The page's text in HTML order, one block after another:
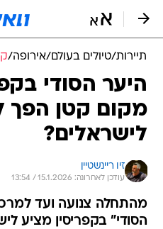
תיירות/טיולים בעולם/אירופה/
היער הסודי
מקום קטן הפך
לישראלים?
זיו ריינשטיין
עודכן לאחרונה: 15.1.2026 / 13:54
מהתחלה צנועה ועד למרכז
הסודי" בקפריסין מציע